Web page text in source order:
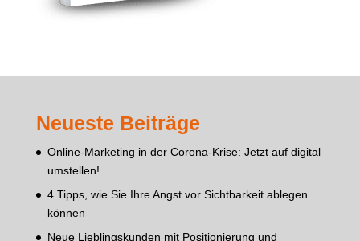
Neueste Beiträge
Online-Marketing in der Corona-Krise: Jetzt auf digital
umstellen!
4 Tipps, wie Sie Ihre Angst vor Sichtbarkeit ablegen
können
Neue Lieblingskunden mit Positionierung und